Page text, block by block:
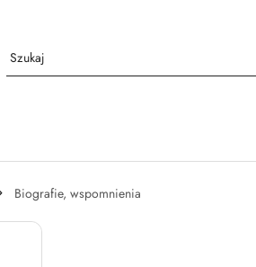
Biografie, wspomnienia